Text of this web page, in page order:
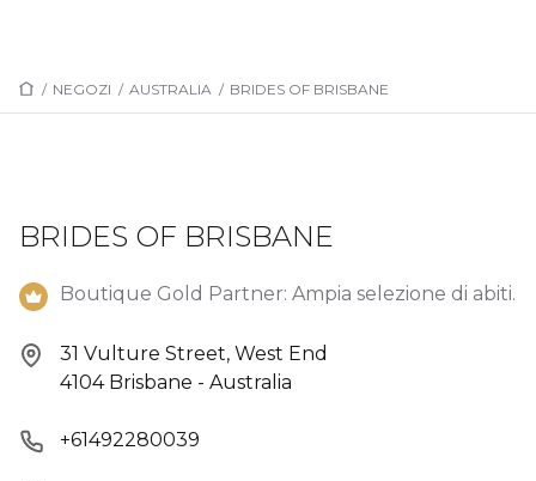
/ NEGOZI / AUSTRALIA / BRIDES OF BRISBANE
BRIDES OF BRISBANE
Boutique Gold Partner: Ampia selezione di abiti.
31 Vulture Street, West End
4104 Brisbane - Australia
+61492280039